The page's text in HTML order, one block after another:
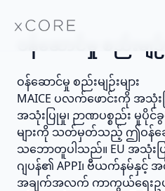
ဝန်ဆောင်မှု စည်းမျဉ်းများ
MAICE ပလက်ဖောင်းကို အသုံး
အသုံးပြုမှု၊ ဉာဏပစ္စည်း မူပို
များကို သတ်မှတ်သည့် ဤဝန်ဆေ
သဘောတူပါသည်။ EU အသုံးပ
ဂျပန်၏ APPI၊ ဗီယက်နမ်နှင့်
အချက်အလက် ကာကွယ်ရေးဥပ